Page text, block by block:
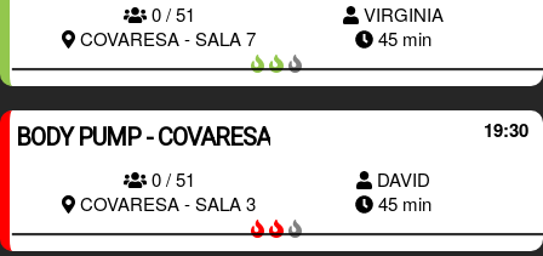
0 / 51
VIRGINIA
COVARESA - SALA 7
45 min
19:30
BODY PUMP - COVARESA
0 / 51
DAVID
COVARESA - SALA 3
45 min